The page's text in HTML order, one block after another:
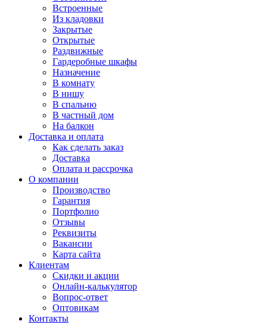
Встроенные
Из кладовки
Закрытые
Открытые
Раздвижные
Гардеробные шкафы
Назначение
В комнату
В нишу
В спальню
В частный дом
На балкон
Доставка и оплата
Как сделать заказ
Доставка
Оплата и рассрочка
О компании
Производство
Гарантия
Портфолио
Отзывы
Реквизиты
Вакансии
Карта сайта
Клиентам
Скидки и акции
Онлайн-калькулятор
Вопрос-ответ
Оптовикам
Контакты